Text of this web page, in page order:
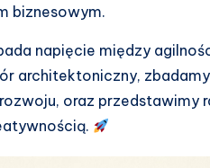
biznesowym.
napięcie między
architektoniczny,
oraz przedstawimy